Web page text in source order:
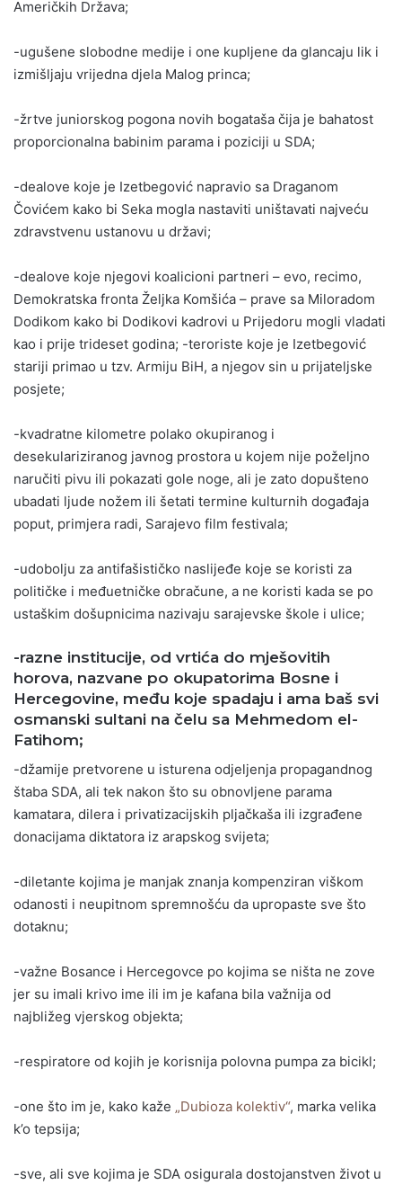
Američkih Država;
-ugušene slobodne medije i one kupljene da glancaju lik i
izmišljaju vrijedna djela Malog princa;
-žrtve juniorskog pogona novih bogataša čija je bahatost
proporcionalna babinim parama i poziciji u SDA;
-dealove koje je Izetbegović napravio sa Draganom
Čovićem kako bi Seka mogla nastaviti uništavati najveću
zdravstvenu ustanovu u državi;
-dealove koje njegovi koalicioni partneri – evo, recimo,
Demokratska fronta Željka Komšića – prave sa Miloradom
Dodikom kako bi Dodikovi kadrovi u Prijedoru mogli vladati
kao i prije trideset godina; -teroriste koje je Izetbegović
stariji primao u tzv. Armiju BiH, a njegov sin u prijateljske
posjete;
-kvadratne kilometre polako okupiranog i
desekulariziranog javnog prostora u kojem nije poželjno
naručiti pivu ili pokazati gole noge, ali je zato dopušteno
ubadati ljude nožem ili šetati termine kulturnih događaja
poput, primjera radi, Sarajevo film festivala;
-udobolju za antifašističko naslijeđe koje se koristi za
političke i međuetničke obračune, a ne koristi kada se po
ustaškim došupnicima nazivaju sarajevske škole i ulice;
-razne institucije, od vrtića do mješovitih
horova, nazvane po okupatorima Bosne i
Hercegovine, među koje spadaju i ama baš svi
osmanski sultani na čelu sa Mehmedom el-
Fatihom;
-džamije pretvorene u isturena odjeljenja propagandnog
štaba SDA, ali tek nakon što su obnovljene parama
kamatara, dilera i privatizacijskih pljačkaša ili izgrađene
donacijama diktatora iz arapskog svijeta;
-diletante kojima je manjak znanja kompenziran viškom
odanosti i neupitnom spremnošću da upropaste sve što
dotaknu;
-važne Bosance i Hercegovce po kojima se ništa ne zove
jer su imali krivo ime ili im je kafana bila važnija od
najbližeg vjerskog objekta;
-respiratore od kojih je korisnija polovna pumpa za bicikl;
-one što im je, kako kaže „Dubioza kolektiv“, marka velika
k’o tepsija;
-sve, ali sve kojima je SDA osigurala dostojanstven život u